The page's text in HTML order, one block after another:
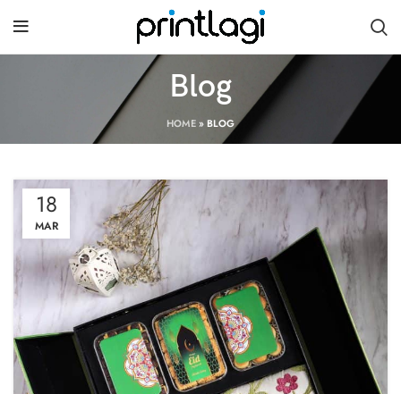
Blog
HOME» BLOG
18
MAR